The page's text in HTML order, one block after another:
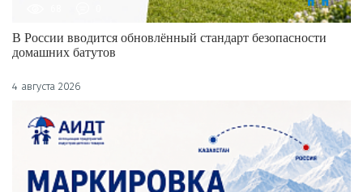
В России вводится обновлённый стандарт безопасности
домашних батутов
4 августа 2026